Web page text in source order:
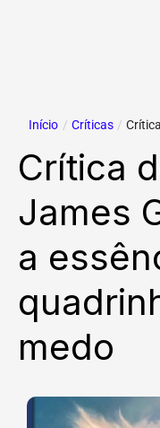
Início / Críticas /
Crítica
James
a
medo